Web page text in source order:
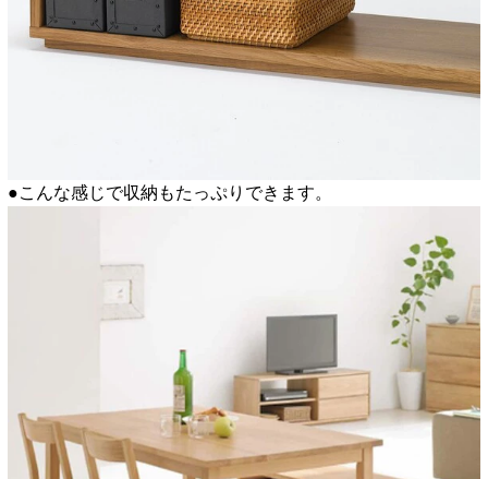
●こんな感じで収納もたっぷりできます。